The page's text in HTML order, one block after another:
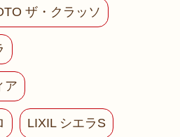
ザ・クラッソ
ア
LIXIL シエラS